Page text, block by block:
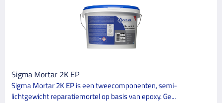
Sigma Mortar 2K EP
Sigma Mortar 2K EP is een tweecomponenten, semi-
lichtgewicht reparatiemortel op basis van epoxy. Ge...